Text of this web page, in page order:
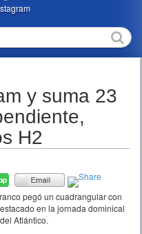
y suma 23
H2
pegó un cuadrangular con
en la jornada dominical
Atlántico.